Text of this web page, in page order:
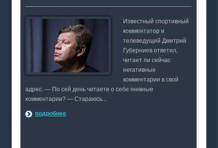
Известный спортивный
комментатор и
телеведущий Дмитрий
Губерниев ответил,
читает ли сейчас
негативные
комментарии в свой
адрес. — По сей день читаете о себе гневные
комментарии? — Стараюсь...
подробнее